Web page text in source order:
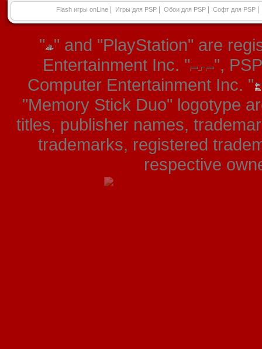
Flash игры onLine Игры для PSP Обои для PSP Софт для PSP
" " and "PlayStation" are
Entertainment Inc. "
",
Computer Entertainment Inc. "
"Memory Stick Duo" logotype
titles, publisher names,
trademarks, registered
respective